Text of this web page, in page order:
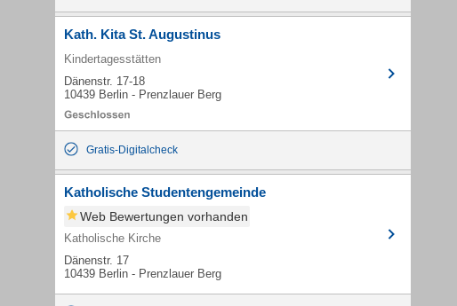
Kath. Kita St. Augustinus
Kindertagesstätten
Dänenstr. 17-18
10439 Berlin - Prenzlauer Berg
Gratis-Digitalcheck
Katholische Studentengemeinde
Web Bewertungen vorhanden
Katholische Kirche
Dänenstr. 17
10439 Berlin - Prenzlauer Berg